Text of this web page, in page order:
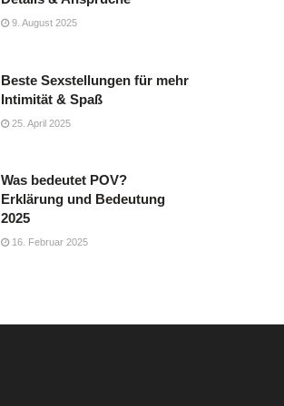
9. August 2025
Beste Sexstellungen für mehr
Intimität & Spaß
25. April 2025
Was bedeutet POV?
Erklärung und Bedeutung
2025
16. Februar 2025